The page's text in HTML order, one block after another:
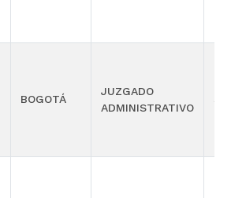
BOGOTÁ
JUZGADO
ADMINISTRATIVO